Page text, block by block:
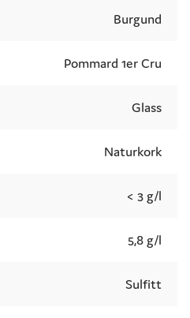
Burgund
Pommard 1er Cru
Glass
Naturkork
< 3 g/l
5,8 g/l
Sulfitt